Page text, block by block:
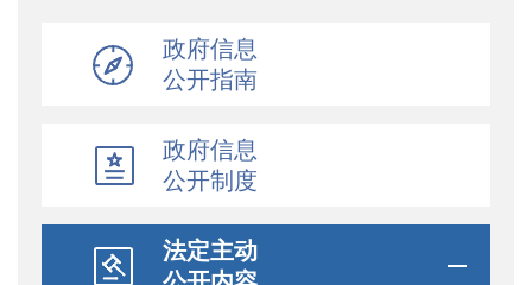
政府信息
公开指南
政府信息
公开制度
法定主动